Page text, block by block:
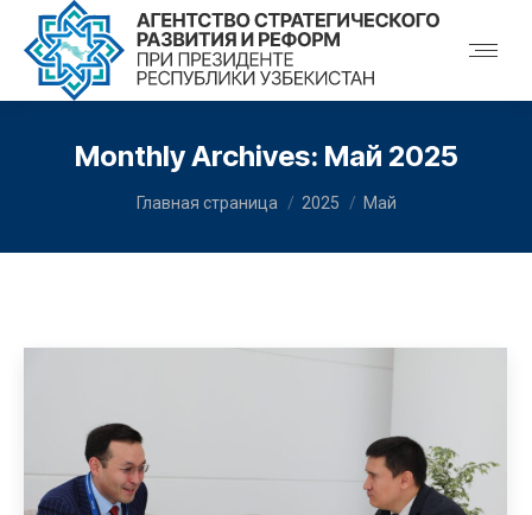
Monthly Archives: Май 2025
You are here:
Главная страница 2025 Май